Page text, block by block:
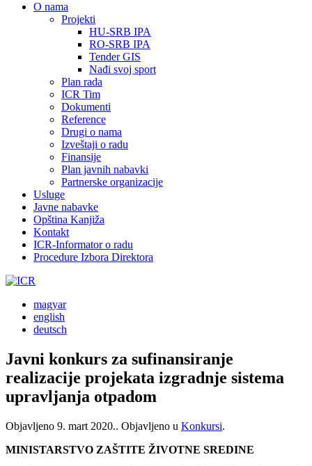
О nama
Projekti
HU-SRB IPA
RO-SRB IPA
Tender GIS
Nađi svoj sport
Plan rada
ICR Tim
Dokumenti
Reference
Drugi o nama
Izveštaji o radu
Finansije
Plan javnih nabavki
Partnerske organizacije
Usluge
Javne nabavke
Opština Kanjiža
Kontakt
ICR-Informator o radu
Procedure Izbora Direktora
magyar
english
deutsch
Javni konkurs za sufinansiranje
realizacije projekata izgradnje sistema
upravljanja otpadom
Objavljeno 9. mart 2020.. Objavljeno u Konkursi.
MINISTARSTVO ZAŠTITE ŽIVOTNE SREDINE